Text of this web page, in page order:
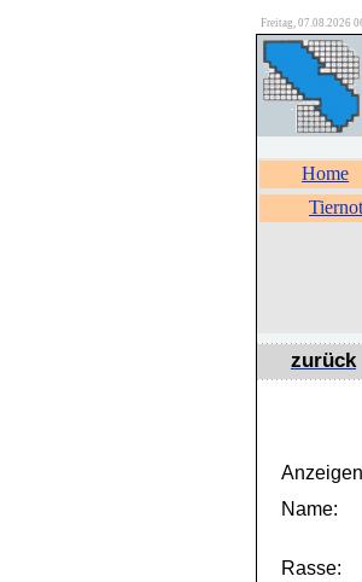
Freitag, 07.08.2026
Home
zurück
Name:
Rasse: